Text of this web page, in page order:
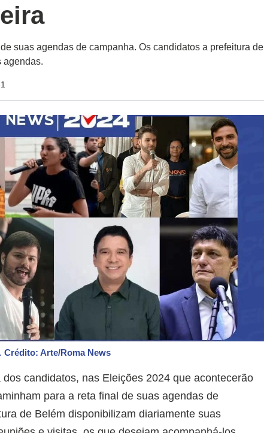
suas agendas de campanha. Os candidatos a prefeitura de
agendas.
Crédito: Arte/Roma News
candidatos, nas Eleições 2024 que acontecerão
para a reta final de suas agendas de
de Belém disponibilizam diariamente suas